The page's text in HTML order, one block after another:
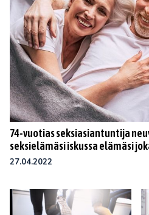
74-vuotias seksiasiantuntija
seksielämäsi iskussa elämäsi
27.04.2022